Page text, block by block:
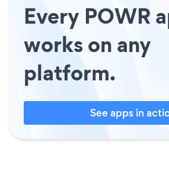
Every POWR
works on any
platform.
See apps in